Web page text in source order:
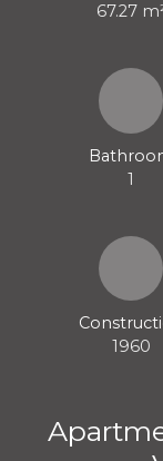
67.27
1
1960